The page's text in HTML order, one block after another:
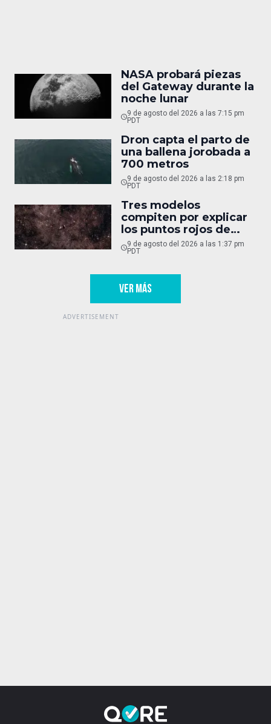
NASA probará piezas
del Gateway durante la
noche lunar
9 de agosto del 2026 a las 7:15 pm
PDT
Dron capta el parto de
una ballena jorobada a
700 metros
9 de agosto del 2026 a las 2:18 pm
PDT
Tres modelos
compiten por explicar
los puntos rojos de
Webb
9 de agosto del 2026 a las 1:37 pm
PDT
VER MÁS